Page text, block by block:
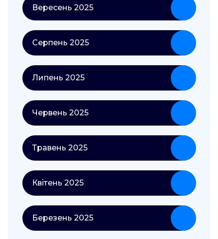
Вересень 2025
Серпень 2025
Липень 2025
Червень 2025
Травень 2025
Квітень 2025
Березень 2025